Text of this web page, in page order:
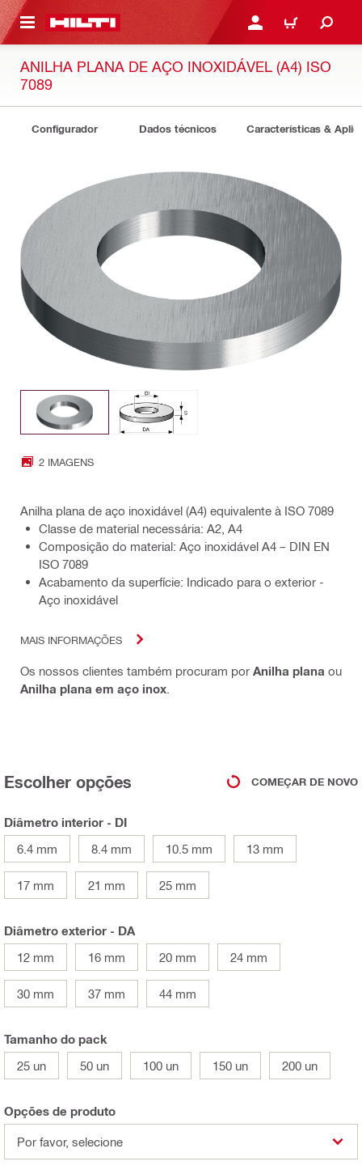
CONTENT ENTRAR OU REGISTAR
CARRINHO
ANILHA PLANA DE AÇO INOXIDÁVEL (A4) ISO
7089
Configurador Dados técnicos Características &
2 IMAGENS
Anilha plana de aço inoxidável (A4) equivalente à ISO 7089
Classe de material necessária: A2, A4
Composição do material: Aço inoxidável A4 – DIN EN
ISO 7089
Acabamento da superfície: Indicado para o exterior -
Aço inoxidável
MAIS INFORMAÇÕES
Os nossos clientes também procuram por Anilha plana ou
Anilha plana em aço inox
Escolher opções COMEÇAR DE NOVO
Diâmetro interior - DI
6.4 mm
8.4 mm 10.5 mm 13 mm
17 mm 21 mm 25 mm
Diâmetro exterior - DA
12 mm
16 mm 20 mm 24 mm
30 mm 37 mm 44 mm
Tamanho do pack
25 un
50 un 100 un 150 un 200 un
Opções de produto
Por favor, selecione